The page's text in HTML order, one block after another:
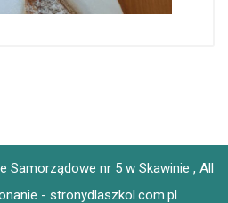
Samorządowe nr 5 w Skawinie , All
- stronydlaszkol.com.pl